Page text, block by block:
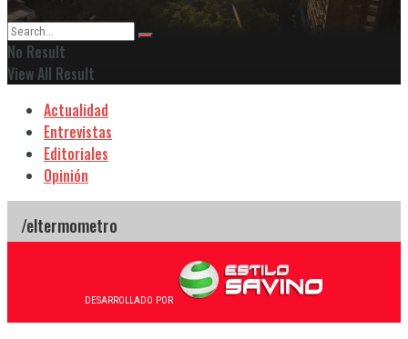
No Result
View All Result
Actualidad
Entrevistas
Editoriales
Opinión
DESARROLLADO POR